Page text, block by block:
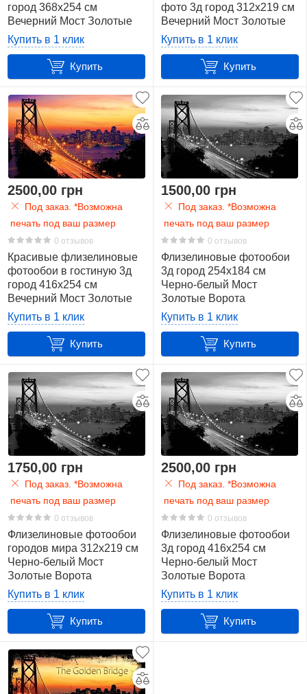
город 368x254 см
Вечерний Мост Золотые
Ворота (418V8)+клей
Купить в 1 клик
Купить
фото 3д город 312x219 см
Вечерний Мост Золотые
Ворота (418VEXXL)+клей
Купить в 1 клик
Купить
2500,00 грн
Под заказ. *Возможна
печать под ваш размер
0 отзывов
Красивые флизелиновые
фотообои в гостиную 3д
город 416x254 см
Вечерний Мост Золотые
Ворота
(418VEXXXL)+клей
Купить в 1 клик
Купить
1500,00 грн
Под заказ. *Возможна
печать под ваш размер
0 отзывов
Флизелиновые фотообои
3д город 254x184 см
Черно-белый Мост
Золотые Ворота
(419V4)+клей
Купить в 1 клик
Купить
1750,00 грн
Под заказ. *Возможна
печать под ваш размер
0 отзывов
Флизелиновые фотообои
городов мира 312x219 см
Черно-белый Мост
Золотые Ворота
(419VEXXL)+клей
Купить в 1 клик
Купить
2500,00 грн
Под заказ. *Возможна
печать под ваш размер
0 отзывов
Флизелиновые фотообои
3д город 416x254 см
Черно-белый Мост
Золотые Ворота
(419VEXXXL)+клей
Купить в 1 клик
Купить